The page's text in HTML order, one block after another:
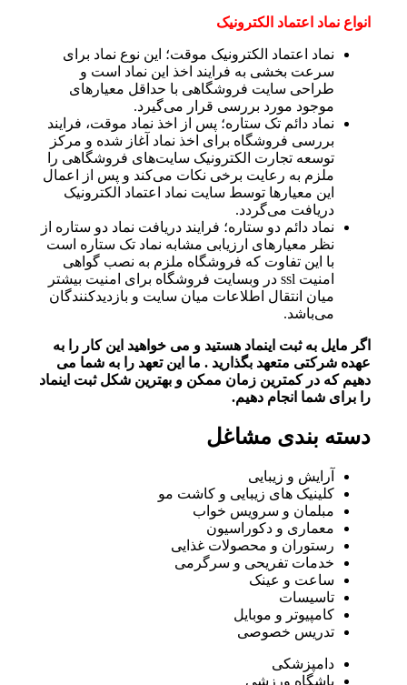
انواع نماد اعتماد الکترونیک
نماد اعتماد الکترونیک موقت؛ این نوع نماد برای
سرعت بخشی به فرایند اخذ این نماد است و
طراحی سایت فروشگاهی با حداقل معیارهای
موجود مورد بررسی قرار می‌گیرد.
نماد دائم تک ستاره؛ پس از اخذ نماد موقت، فرایند
بررسی فروشگاه برای اخذ نماد آغاز شده و مرکز
توسعه تجارت الکترونیک سایت‌های فروشگاهی را
ملزم به رعایت برخی نکات می‌کند و پس از اعمال
این معیارها توسط سایت نماد اعتماد الکترونیک
دریافت می‌گردد.
نماد دائم دو ستاره؛ فرایند دریافت نماد دو ستاره از
نظر معیارهای ارزیابی مشابه نماد تک ستاره است
با این تفاوت که فروشگاه ملزم به نصب گواهی
امنیت ssl در وبسایت فروشگاه برای امنیت بیشتر
میان انتقال اطلاعات میان سایت و بازدیدکنندگان
می‌باشد.
اگر مایل به ثبت اینماد هستید و می خواهید این کار را به
عهده شرکتی متعهد بگذارید . ما این تعهد را به شما می
دهیم که در کمترین زمان ممکن و بهترین شکل ثبت اینماد
را برای شما انجام دهیم.
دسته بندی مشاغل
آرایش و زیبایی
کلینیک های زیبایی و کاشت مو
مبلمان و سرویس خواب
معماری و دکوراسیون
رستوران و محصولات غذایی
خدمات تفریحی و سرگرمی
ساعت و عینک
تاسیسات
کامپیوتر و موبایل
تدریس خصوصی
دامپزشکی
باشگاه ورزشی